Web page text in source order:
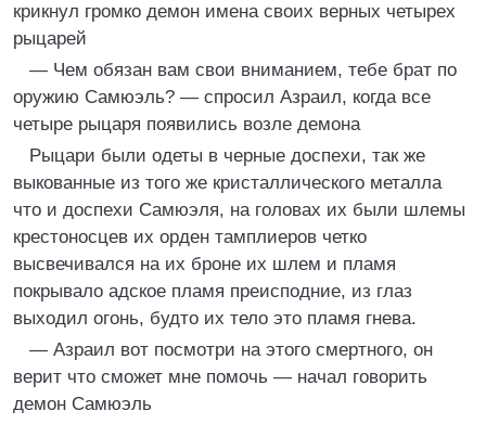
крикнул громко демон имена своих верных четырех
рыцарей
— Чем обязан вам свои вниманием, тебе брат по
оружию Самюэль? — спросил Азраил, когда все
четыре рыцаря появились возле демона
Рыцари были одеты в черные доспехи, так же
выкованные из того же кристаллического металла
что и доспехи Самюэля, на головах их были шлемы
крестоносцев их орден тамплиеров четко
высвечивался на их броне их шлем и пламя
покрывало адское пламя преисподние, из глаз
выходил огонь, будто их тело это пламя гнева.
— Азраил вот посмотри на этого смертного, он
верит что сможет мне помочь — начал говорить
демон Самюэль